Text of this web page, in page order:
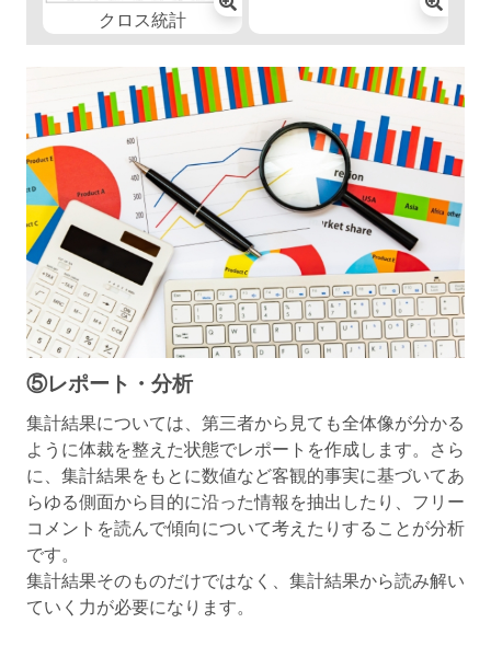
クロス統計
⑤レポート・分析
集計結果については、第三者から見ても全体像が分かる
ように体裁を整えた状態でレポートを作成します。さら
に、集計結果をもとに数値など客観的事実に基づいてあ
らゆる側面から目的に沿った情報を抽出したり、フリー
コメントを読んで傾向について考えたりすることが分析
です。
集計結果そのものだけではなく、集計結果から読み解い
ていく力が必要になります。